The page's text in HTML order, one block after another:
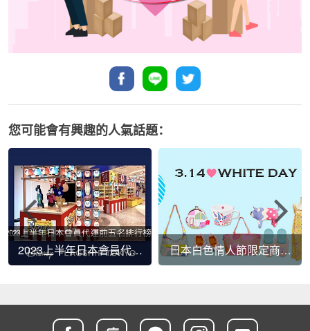
您可能會有興趣的人氣話題：
2023上半年日本會員代運
日本白色情人節限定商品